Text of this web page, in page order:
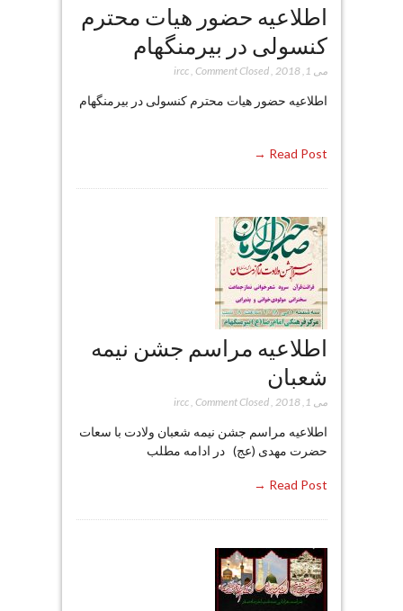
اطلاعیه حضور هیات محترم
کنسولی در بیرمنگهام
می 1, 2018 ,
ircc, Comment Closed
اطلاعیه حضور هیات محترم کنسولی در بیرمنگهام
Read Post →
اطلاعیه مراسم جشن نیمه
شعبان
می 1, 2018 ,
ircc, Comment Closed
اطلاعیه مراسم جشن نیمه شعبان ولادت با سعات
حضرت مهدی (عج) در ادامه مطلب
Read Post →